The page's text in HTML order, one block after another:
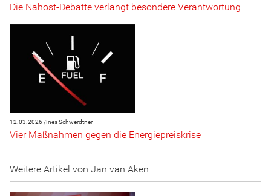
Die Nahost-Debatte verlangt besondere Verantwortung
12.03.2026 /Ines Schwerdtner
Vier Maßnahmen gegen die Energiepreiskrise
Weitere Artikel von Jan van Aken